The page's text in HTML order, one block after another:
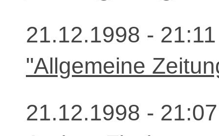
21.12.1998 -
"Allgemeine
21.12.1998 -